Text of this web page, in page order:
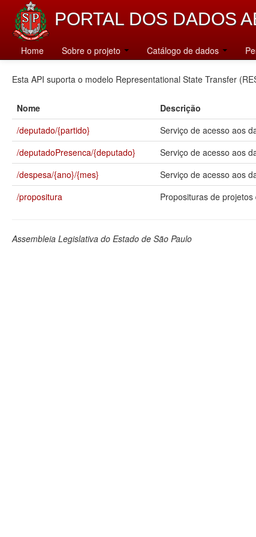
PORTAL DOS DADOS
Home Sobre o projeto Catálogo de dados
Catálogo
Esta API suporta o modelo Representational State Transfer
Nome
Descrição
/deputado/{partido}
Serviço de acesso aos
/deputadoPresenca/{deputado}
Serviço de acesso aos
/despesa/{ano}/{mes}
Serviço de acesso aos
/propositura
Proposituras de projetos
Assembleia Legislativa do Estado de São Paulo